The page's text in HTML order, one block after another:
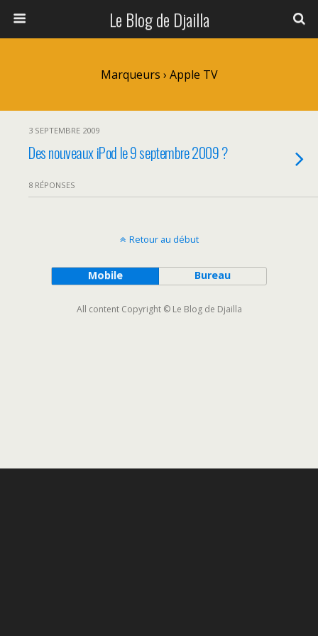
Le Blog de Djailla
Marqueurs › Apple TV
3 SEPTEMBRE 2009
Des nouveaux iPod le 9 septembre 2009 ?
8 RÉPONSES
Retour au début
Mobile Bureau
All content Copyright © Le Blog de Djailla